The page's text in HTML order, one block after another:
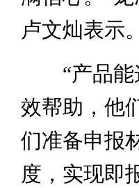
卢文灿表示。
“产品能
效帮助，他
们准备申报
度，实现即